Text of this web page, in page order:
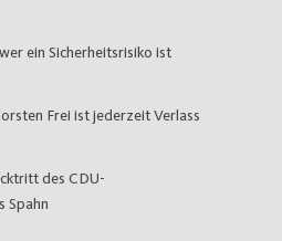
ein Sicherheitsrisiko ist
Frei ist jederzeit Verlass
des CDU-
Spahn